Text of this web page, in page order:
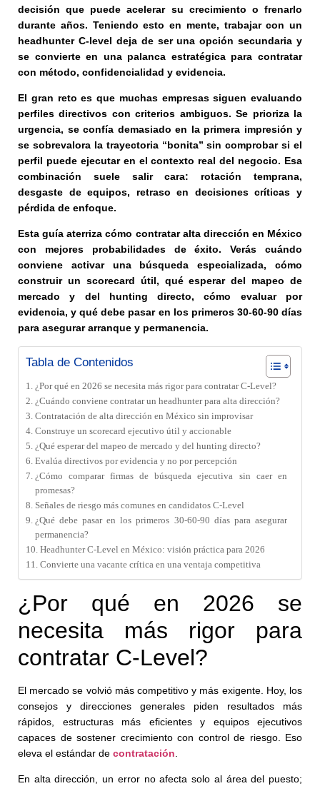
decisión que puede acelerar su crecimiento o frenarlo
durante años. Teniendo esto en mente, trabajar con un
headhunter C-level deja de ser una opción secundaria y
se convierte en una palanca estratégica para contratar
con método, confidencialidad y evidencia.
El gran reto es que muchas empresas siguen evaluando
perfiles directivos con criterios ambiguos. Se prioriza la
urgencia, se confía demasiado en la primera impresión y
se sobrevalora la trayectoria “bonita” sin comprobar si el
perfil puede ejecutar en el contexto real del negocio. Esa
combinación suele salir cara: rotación temprana,
desgaste de equipos, retraso en decisiones críticas y
pérdida de enfoque.
Esta guía aterriza cómo contratar alta dirección en México
con mejores probabilidades de éxito. Verás cuándo
conviene activar una búsqueda especializada, cómo
construir un scorecard útil, qué esperar del mapeo de
mercado y del hunting directo, cómo evaluar por
evidencia, y qué debe pasar en los primeros 30-60-90 días
para asegurar arranque y permanencia.
Tabla de Contenidos
¿Por qué en 2026 se necesita más rigor para contratar C-Level?
¿Cuándo conviene contratar un headhunter para alta dirección?
Contratación de alta dirección en México sin improvisar
Construye un scorecard ejecutivo útil y accionable
¿Qué esperar del mapeo de mercado y del hunting directo?
Evalúa directivos por evidencia y no por percepción
¿Cómo comparar firmas de búsqueda ejecutiva sin caer en
promesas?
Señales de riesgo más comunes en candidatos C-Level
¿Qué debe pasar en los primeros 30-60-90 días para asegurar
permanencia?
Headhunter C-Level en México: visión práctica para 2026
Convierte una vacante crítica en una ventaja competitiva
¿Por qué en 2026 se
necesita más rigor para
contratar C-Level?
El mercado se volvió más competitivo y más exigente. Hoy, los
consejos y direcciones generales piden resultados más
rápidos, estructuras más eficientes y equipos ejecutivos
capaces de sostener crecimiento con control de riesgo. Eso
eleva el estándar de contratación
En alta dirección, un error no afecta solo al área del puesto;